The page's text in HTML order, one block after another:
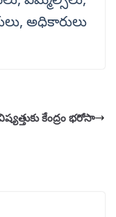
అధికారులు
కేంద్రం భరోసా